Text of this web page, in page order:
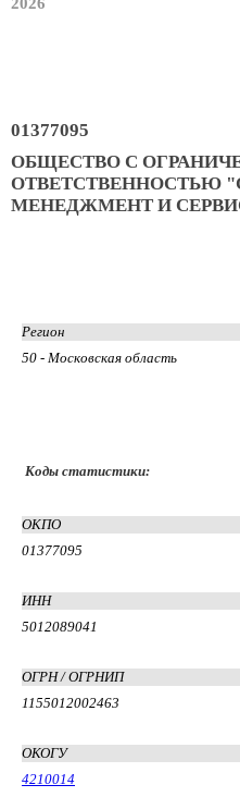
01377095
ОБЩЕСТВО С
ОТВЕТСТВЕННОСТЬЮ
МЕНЕДЖМЕНТ И
Регион
50 - Московская область
Коды статистики:
ОКПО
01377095
ИНН
5012089041
ОГРН / ОГРНИП
1155012002463
ОКОГУ
4210014